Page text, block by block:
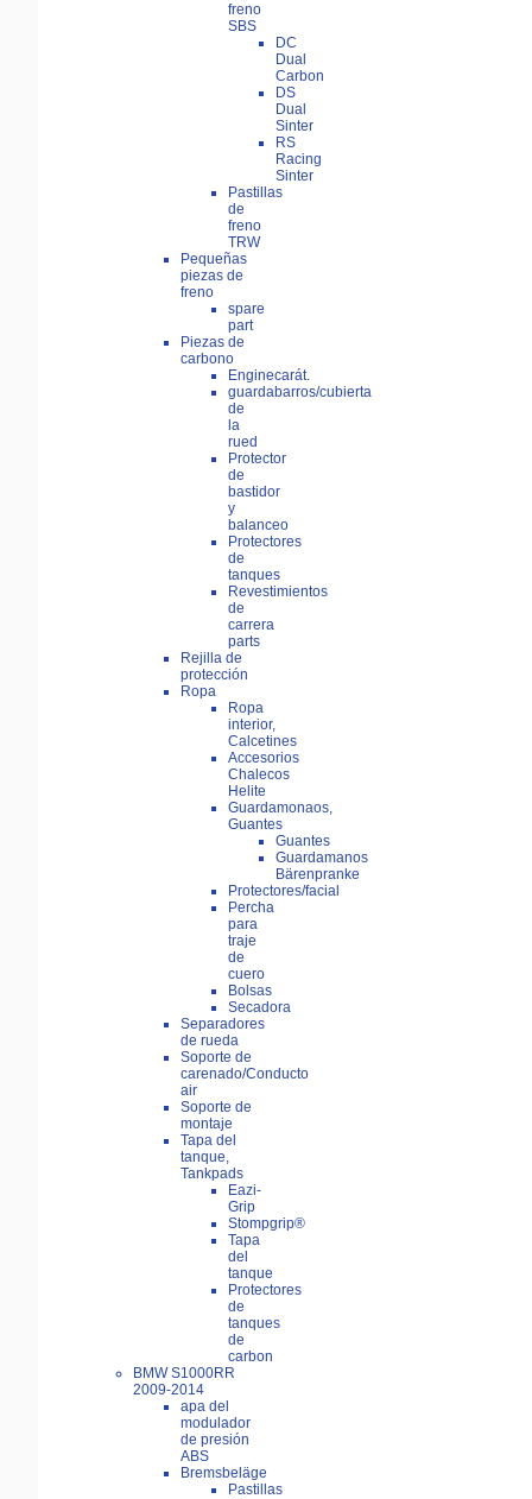
freno
SBS
DC
Dual
Carbon
DS
Dual
Sinter
RS
Racing
Sinter
Pastillas
de
freno
TRW
Pequeñas
piezas de
freno
spare
part
Piezas de
carbono
Enginecarát.
guardabarros/cubierta
de
la
rued
Protector
de
bastidor
y
balanceo
Protectores
de
tanques
Revestimientos
de
carrera
parts
Rejilla de
protección
Ropa
Ropa
interior,
Calcetines
Accesorios
Chalecos
Helite
Guardamonaos,
Guantes
Guantes
Guardamanos
Bärenpranke
Protectores/facial
Percha
para
traje
de
cuero
Bolsas
Secadora
Separadores
de rueda
Soporte de
carenado/Conducto
air
Soporte de
montaje
Tapa del
tanque,
Tankpads
Eazi-
Grip
Stompgrip®
Tapa
del
tanque
Protectores
de
tanques
de
carbon
BMW S1000RR
2009-2014
apa del
modulador
de presión
ABS
Bremsbeläge
Pastillas